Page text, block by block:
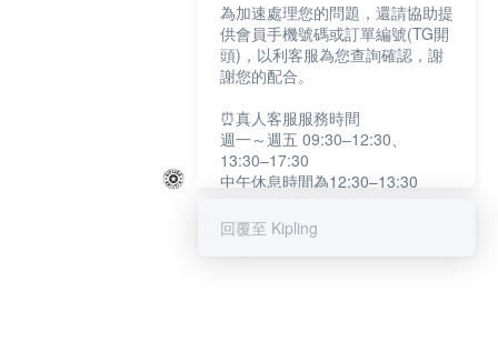
為加速處理您的問題，還請協助提
供會員手機號碼或訂單編號(TG開
頭)，以利客服為您查詢確認，謝
謝您的配合。
⏰真人客服服務時間
週一～週五 09:30–12:30、
13:30–17:30
中午休息時間為12:30–13:30
提醒您：系統會自動已讀訊息，如
回覆至 Kipling